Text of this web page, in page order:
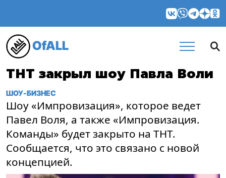
OfALL
ТНТ закрыл шоу Павла Воли
ШОУ-БИЗНЕС
Шоу «Импровизация», которое ведет
Павел Воля, а также «Импровизация.
Команды» будет закрыто на ТНТ.
Сообщается, что это связано с новой
концепцией.